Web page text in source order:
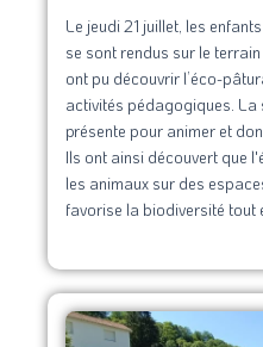
Le jeudi 21 juillet, les
se sont rendus sur le
ont pu découvrir l’éco-
activités pédagogiques.
présente pour animer et
Ils ont ainsi découvert que
les animaux sur des
favorise la biodiversité tout